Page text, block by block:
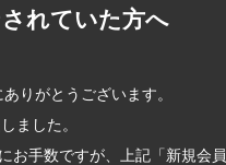
れていた方へ
りがとうございます。
ました。
お手数ですが、上記「新規会員